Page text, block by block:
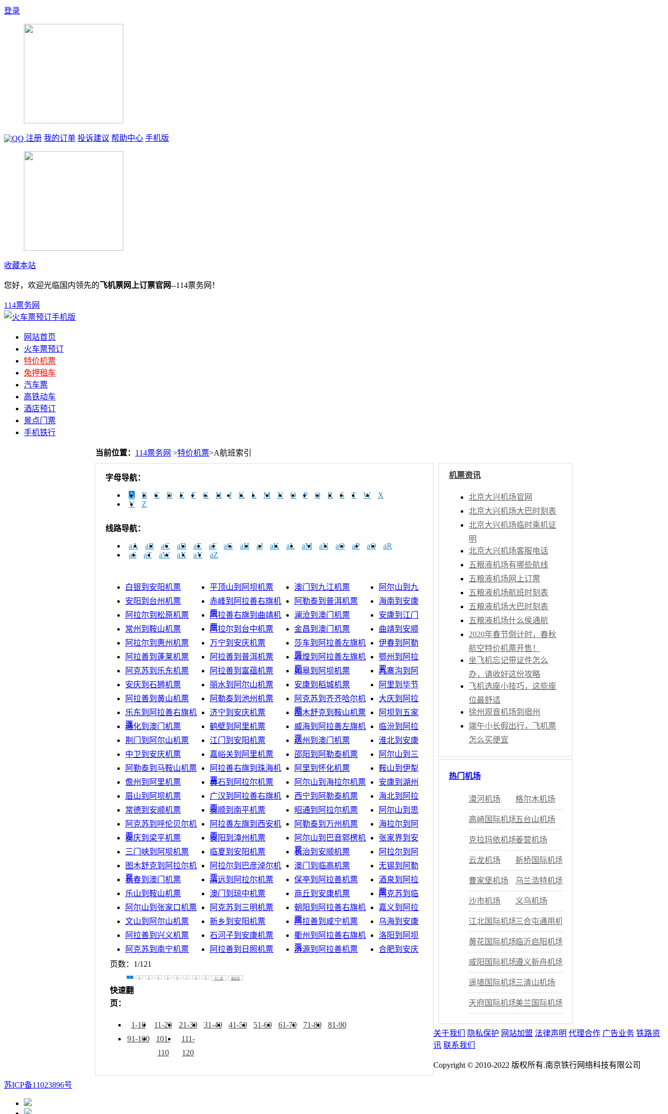
登录
注册 我的订单 投诉建议 帮助中心 手机版
收藏本站
您好，欢迎光临国内领先的飞机票网上订票官网--114票务网！
114票务网
网站首页
火车票预订
特价机票
免押租车
汽车票
高铁动车
酒店预订
景点门票
手机铁行
当前位置： 114票务网 >特价机票>A航班索引
字母导航：
A B C D E F G H J K L M N O P Q R S T W
X
Y
Z
线路导航：
aA aB aC aD aE aF aG aH aJ aK aL aM aN aO aP aQ
aR
aS
aT aW aX aY aZ
白银到安阳机票 平顶山到阿坝机票 澳门到九江机票
阿尔山到九江机票
安阳到台州机票
赤峰到阿拉善右旗机
票
阿勒泰到普洱机票
海南到安康机票
阿拉尔到松原机票
阿拉善右旗到曲靖机
票
澜沧到澳门机票
安康到江门机票
常州到鞍山机票
阿拉尔到台中机票 金昌到澳门机票
曲靖到安顺机票
阿拉尔到惠州机票
万宁到安庆机票
莎车到阿拉善左旗机
票
伊春到阿勒泰机票
阿拉善到蓬莱机票
阿拉善到普洱机票
敦煌到阿拉善左旗机
票
鄂州到阿拉善右旗机
票
阿克苏到乐东机票 阿拉善到富蕴机票 如皋到阿坝机票
九寨沟到阿克苏机票
安庆到石狮机票
丽水到阿尔山机票 安康到稻城机票
阿里到毕节机票
阿拉善到黄山机票
阿勒泰到池州机票
阿克苏到齐齐哈尔机
票
大庆到阿拉善机票
乐东到阿拉善右旗机
票
济宁到安庆机票 图木舒克到鞍山机票
阿坝到五家渠机票
通化到澳门机票
鹤壁到阿里机票
威海到阿拉善左旗机
票
临汾到阿拉尔机票
荆门到阿尔山机票
江门到安阳机票 达州到澳门机票
淮北到安康机票
中卫到安庆机票
嘉峪关到阿里机票 邵阳到阿勒泰机票
阿尔山到三门峡机票
阿勒泰到马鞍山机票
阿拉善右旗到珠海机
票
阿里到怀化机票
鞍山到伊犁机票
儋州到阿里机票
黄石到阿拉尔机票 阿尔山到海拉尔机票
安康到湖州机票
眉山到阿坝机票
广汉到阿拉善右旗机
票
西宁到阿勒泰机票
海北到阿拉善机票
常德到安顺机票
安顺到南平机票 昭通到阿拉尔机票
阿尔山到思茅机票
阿克苏到呼伦贝尔机
票
阿拉善左旗到西安机
票
阿勒泰到万州机票
海拉尔到阿尔山机票
安庆到梁平机票
安阳到漳州机票
阿尔山到巴音郭楞机
票
张家界到安阳机票
三门峡到阿坝机票
临夏到安阳机票 长治到安顺机票
阿拉尔到阿拉善机票
图木舒克到阿拉尔机
票
阿拉尔到巴彦淖尔机
票
澳门到临高机票
无锡到阿勒泰机票
长春到澳门机票
清远到阿拉尔机票 保亭到阿拉善机票
酒泉到阿拉善右旗机
票
乐山到鞍山机票 澳门到琼中机票 商丘到安康机票
阿克苏到临高机票
阿尔山到张家口机票
阿克苏到三明机票
朝阳到阿拉善右旗机
票
嘉义到阿拉善机票
文山到阿尔山机票
新乡到安阳机票 阿拉善到咸宁机票
乌海到安康机票
阿拉善到兴义机票
石河子到安康机票
衢州到阿拉善右旗机
票
洛阳到阿坝机票
阿克苏到南宁机票
阿拉善到日照机票 济源到阿拉善机票
合肥到安庆机票
页数： 1/121
1 2 3 4 5 6 7 8 9 下一页 最后页
快速翻
页：
1-10 11-20 21-30 31-40 41-50 51-60 61-70 71-80
81-90
91-100
101-
110
111-
120
机票资讯
北京大兴机场官网
北京大兴机场大巴时刻表
北京大兴机场临时乘机证
明
北京大兴机场客服电话
五粮液机场有哪些航线
五粮液机场网上订票
五粮液机场航班时刻表
五粮液机场大巴时刻表
五粮液机场什么侯通航
2020年春节倒计时，春秋
航空特价机票开售！
坐飞机忘记带证件怎么
办，请收好这份攻略
飞机选座小技巧，这些座
位最舒适
徐州观音机场到宿州
端午小长假出行，飞机票
怎么买便宜
热门机场
漠河机场 格尔木机场
高崎国际机场五台山机场
克拉玛依机场姜营机场
云龙机场 新桥国际机场
曹家堡机场 乌兰浩特机场
沙市机场 义乌机场
江北国际机场三合屯通用机场
黄花国际机场 临沂启阳机场
咸阳国际机场遵义新舟机场
遥墙国际机场三清山机场
天府国际机场美兰国际机场
关于我们 隐私保护 网站加盟 法律声明 代理合作 广告业务 铁路资
讯 联系我们
Copyright © 2010-2022 版权所有.南京铁行网络科技有限公司
苏ICP备11023896号